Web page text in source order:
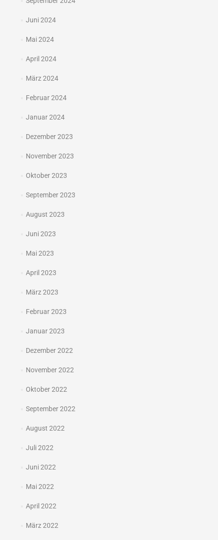
Juni 2024
Mai 2024
April 2024
März 2024
Februar 2024
Januar 2024
Dezember 2023
November 2023
Oktober 2023
September 2023
August 2023
Juni 2023
Mai 2023
April 2023
März 2023
Februar 2023
Januar 2023
Dezember 2022
November 2022
Oktober 2022
September 2022
August 2022
Juli 2022
Juni 2022
Mai 2022
April 2022
März 2022